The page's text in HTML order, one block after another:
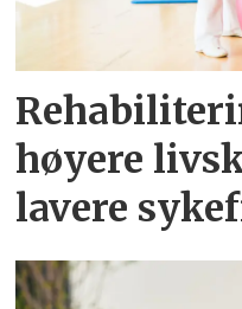
høyere
lavere